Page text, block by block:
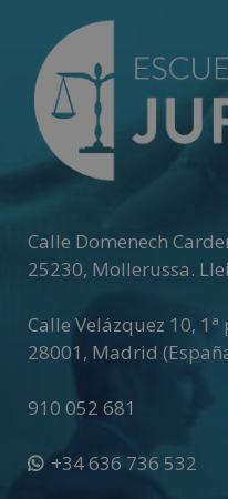
n
a
t
v
e
Calle Domenech
25230, Mollerussa.
Calle Velázquez 10, 1ª
28001 , Madrid
910 052 681
+34 636 736 532